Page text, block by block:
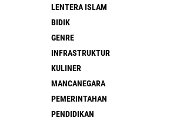
LENTERA ISLAM
BIDIK
GENRE
INFRASTRUKTUR
KULINER
MANCANEGARA
PEMERINTAHAN
PENDIDIKAN